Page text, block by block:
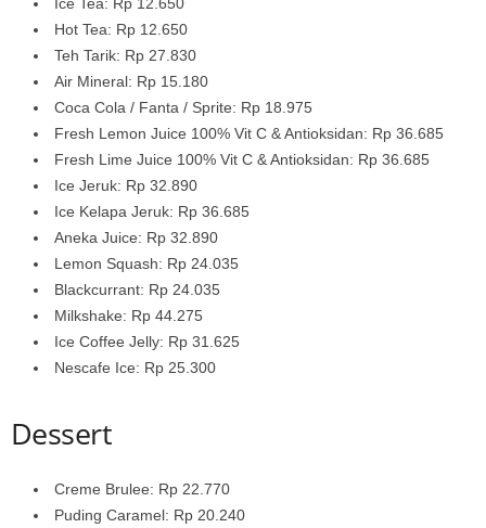
Hot Tea: Rp 12.650
Teh Tarik: Rp 27.830
Air Mineral: Rp 15.180
Coca Cola / Fanta / Sprite: Rp 18.975
Fresh Lemon Juice 100% Vit C & Antioksidan: Rp 36.685
Fresh Lime Juice 100% Vit C & Antioksidan: Rp 36.685
Ice Jeruk: Rp 32.890
Ice Kelapa Jeruk: Rp 36.685
Aneka Juice: Rp 32.890
Lemon Squash: Rp 24.035
Blackcurrant: Rp 24.035
Milkshake: Rp 44.275
Ice Coffee Jelly: Rp 31.625
Nescafe Ice: Rp 25.300
Dessert
Creme Brulee: Rp 22.770
Puding Caramel: Rp 20.240